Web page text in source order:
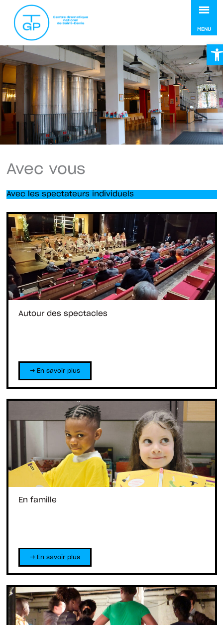
MENU
Avec vous
Avec les spectateurs individuels
Autour des spectacles
→ En savoir plus
En famille
→ En savoir plus